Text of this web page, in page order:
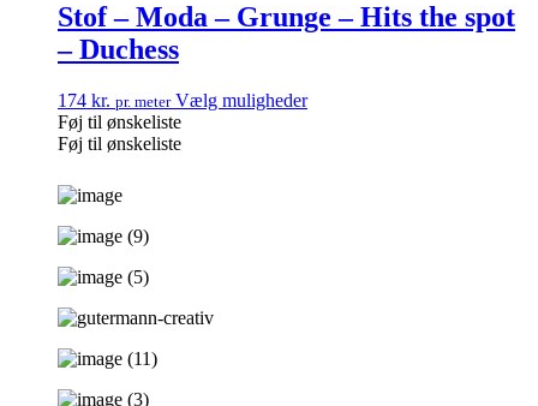
Stof – Moda – Grunge – Hits the spot
– Duchess
174 kr. pr. meter Vælg muligheder
Føj til ønskeliste
Føj til ønskeliste